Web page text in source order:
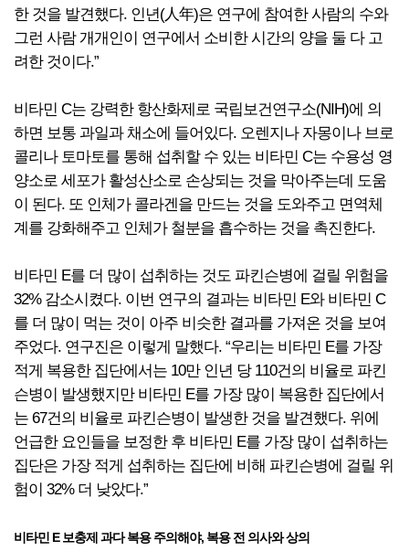
한 것을 발견했다. 인년(人年)은 연구에 참여한 사람의 수와
그런 사람 개개인이 연구에서 소비한 시간의 양을 둘 다 고
려한 것이다.”
비타민 C는 강력한 항산화제로 국립보건연구소(NIH)에 의
하면 보통 과일과 채소에 들어있다. 오렌지나 자몽이나 브로
콜리나 토마토를 통해 섭취할 수 있는 비타민 C는 수용성 영
양소로 세포가 활성산소로 손상되는 것을 막아주는데 도움
이 된다. 또 인체가 콜라겐을 만드는 것을 도와주고 면역체
계를 강화해주고 인체가 철분을 흡수하는 것을 촉진한다.
비타민 E를 더 많이 섭취하는 것도 파킨슨병에 걸릴 위험을
32% 감소시켰다. 이번 연구의 결과는 비타민 E와 비타민 C
를 더 많이 먹는 것이 아주 비슷한 결과를 가져온 것을 보여
주었다. 연구진은 이렇게 말했다. “우리는 비타민 E를 가장
적게 복용한 집단에서는 10만 인년 당 110건의 비율로 파킨
슨병이 발생했지만 비타민 E를 가장 많이 복용한 집단에서
는 67건의 비율로 파킨슨병이 발생한 것을 발견했다. 위에
언급한 요인들을 보정한 후 비타민 E를 가장 많이 섭취하는
집단은 가장 적게 섭취하는 집단에 비해 파킨슨병에 걸릴 위
험이 32% 더 낮았다.”
비타민 E 보충제 과다 복용 주의해야, 복용 전 의사와 상의